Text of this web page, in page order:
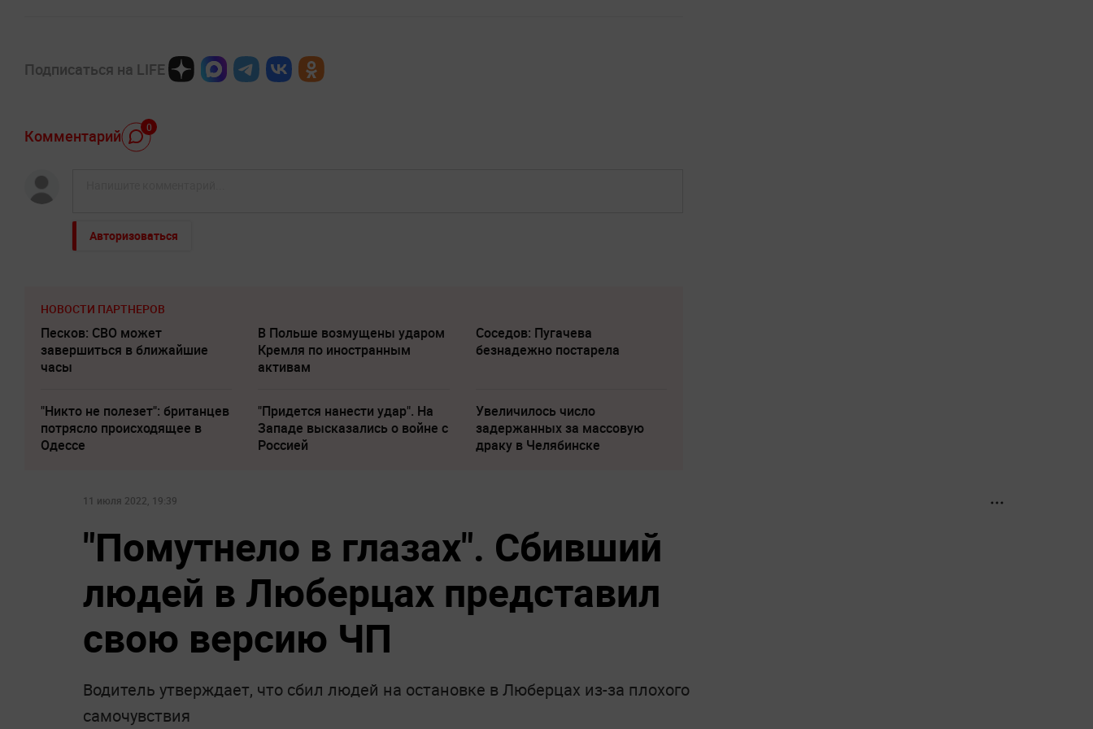
Подписаться на LIFE
Комментарий 0
Авторизоваться
НОВОСТИ ПАРТНЕРОВ
Песков: СВО может
завершиться в ближайшие
часы
В Польше возмущены ударом
Кремля по иностранным
активам
Соседов: Пугачева
безнадежно постарела
"Никто не полезет": британцев
потрясло происходящее в
Одессе
"Придется нанести удар". На
Западе высказались о войне с
Россией
Увеличилось число
задержанных за массовую
драку в Челябинске
11 июля 2022, 19:39
"Помутнело в глазах". Сбивший
людей в Люберцах представил
свою версию ЧП
Водитель утверждает, что сбил людей на остановке в Люберцах из-за плохого
самочувствия